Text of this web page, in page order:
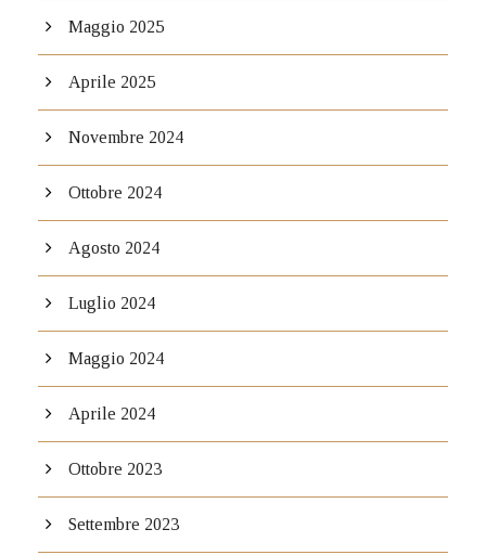
Maggio 2025
Aprile 2025
Novembre 2024
Ottobre 2024
Agosto 2024
Luglio 2024
Maggio 2024
Aprile 2024
Ottobre 2023
Settembre 2023